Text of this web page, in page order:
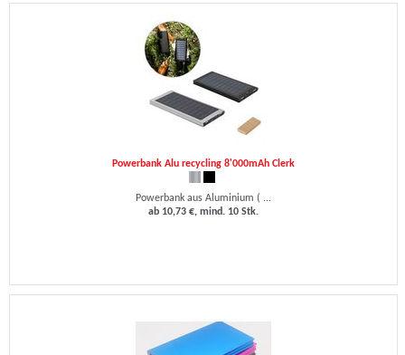
Powerbank Alu recycling 8'000mAh Clerk
Powerbank aus Aluminium ( ...
ab 10,73 €, mind. 10 Stk.